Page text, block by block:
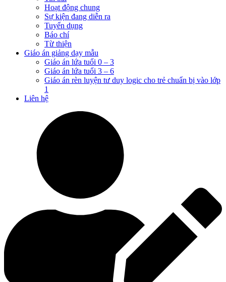
Hoạt động chung
Sự kiện đang diễn ra
Tuyển dụng
Báo chí
Từ thiện
Giáo án giảng dạy mẫu
Giáo án lứa tuổi 0 – 3
Giáo án lứa tuổi 3 – 6
Giáo án rèn luyện tư duy logic cho trẻ chuẩn bị vào lớp
1
Liên hệ